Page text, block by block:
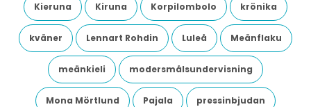
Kieruna Kiruna Korpilombolo krönika
kväner Lennart Rohdin Luleå Meänflaku
meänkieli modersmålsundervisning
Mona Mörtlund Pajala pressinbjudan